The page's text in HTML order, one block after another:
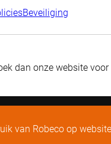
Beveiliging
dan onze website voor
van Robeco op